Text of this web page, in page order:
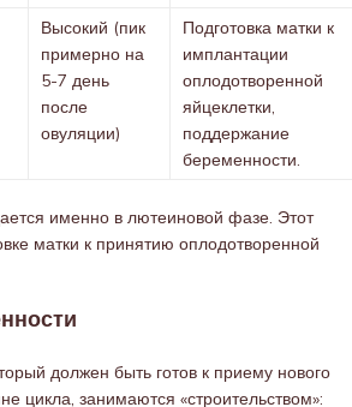
Высокий (пик
примерно на
5-7 день
после
овуляции)
Подготовка матки к
имплантации
оплодотворенной
яйцеклетки,
поддержание
беременности.
именно в лютеиновой фазе. Этот
матки к принятию оплодотворенной
должен быть готов к приему нового
цикла, занимаются «строительством»: